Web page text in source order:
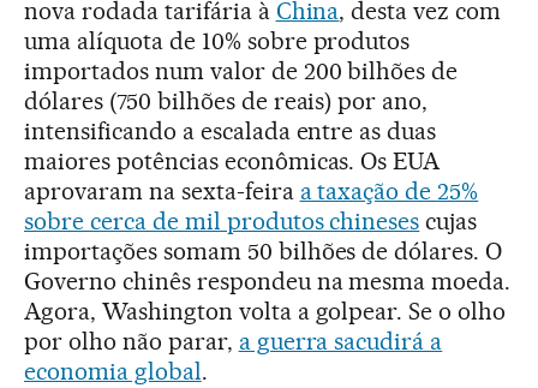
nova rodada tarifária à China, desta vez com
uma alíquota de 10% sobre produtos
importados num valor de 200 bilhões de
dólares (750 bilhões de reais) por ano,
intensificando a escalada entre as duas
maiores potências econômicas. Os EUA
aprovaram na sexta-feira a taxação de 25%
sobre cerca de mil produtos chineses cujas
importações somam 50 bilhões de dólares. O
Governo chinês respondeu na mesma moeda.
Agora, Washington volta a golpear. Se o olho
por olho não parar, a guerra sacudirá a
economia global.